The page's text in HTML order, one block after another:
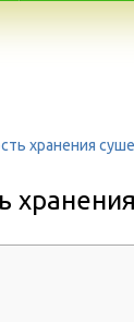
хранения